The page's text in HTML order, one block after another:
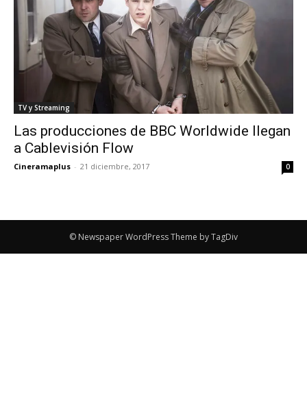
TV y Streaming
Las producciones de BBC Worldwide llegan
a Cablevisión Flow
Cineramaplus - 21 diciembre, 2017 0
© Newspaper WordPress Theme by TagDiv